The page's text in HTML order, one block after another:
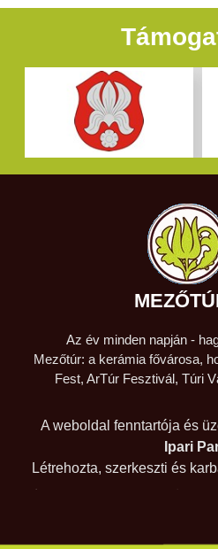
Az év minden napján -
Mezőtúr: a kerámia fővárosa,
Fest, ArTúr Fesztivál, Túri
A weboldal fenntartója és
Ipari
Létrehozta, szerkeszti és